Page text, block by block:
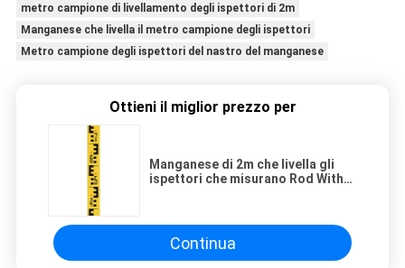
metro campione di livellamento degli ispettori di 2m
Manganese che livella il metro campione degli ispettori
Metro campione degli ispettori del nastro del manganese
Ottieni il miglior prezzo per
Manganese di 2m che livella gli
ispettori che misurano Rod With
Continua